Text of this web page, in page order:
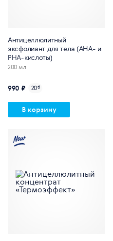
Антицеллюлитный
эксфолиант для тела (AHA- и
PHA-кислоты)
200 мл
990 ₽ 20б
В корзину